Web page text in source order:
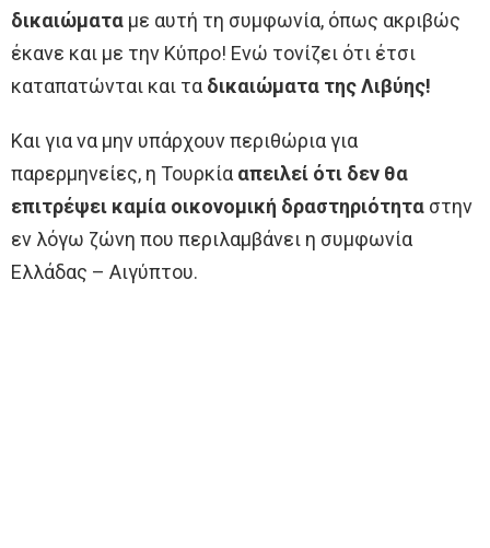
δικαιώματα με αυτή τη συμφωνία, όπως ακριβώς
έκανε και με την Κύπρο! Ενώ τονίζει ότι έτσι
καταπατώνται και τα δικαιώματα της Λιβύης!
Και για να μην υπάρχουν περιθώρια για
παρερμηνείες, η Τουρκία απειλεί ότι δεν θα
επιτρέψει καμία οικονομική δραστηριότητα στην
εν λόγω ζώνη που περιλαμβάνει η συμφωνία
Ελλάδας – Αιγύπτου.